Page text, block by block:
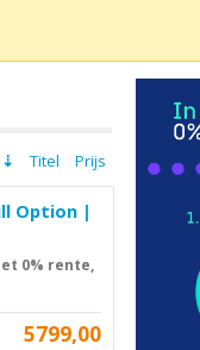
Titel Prijs
Option |
0% rente,
5799,00